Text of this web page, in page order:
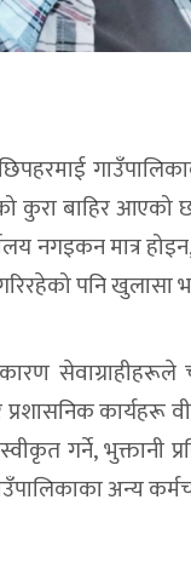
कुरा बाहिर आएको
नगइकन मात्र
पनि खुलासा
प्रशासनिक
गर्ने, भुक्तानी
अन्य